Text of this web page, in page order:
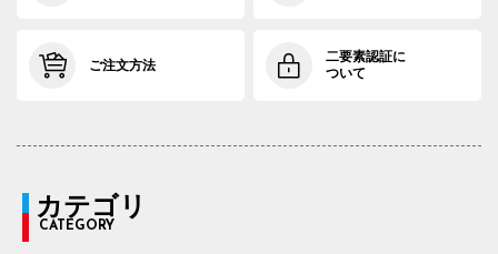
ご注文方法
二要素認証に
ついて
カテゴリ
CATEGORY